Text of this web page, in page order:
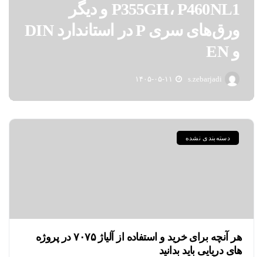
P355GH، P460NL1 و دیگر
ورق‌های سری P در استاندارد DIN
و EN
s.zebarjadi ۱۴۰۵-۰۵-۱۱
دسته‌بندی نشده
هر آنچه برای خرید و استفاده از آلیاژ ۷۰۷۵ در پروژه
های دریایی باید بدانید